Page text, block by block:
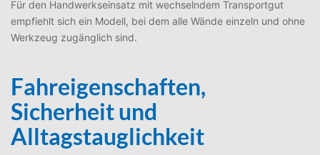
Für den Handwerkseinsatz mit wechselndem Transportgut
empfiehlt sich ein Modell, bei dem alle Wände einzeln und ohne
Werkzeug zugänglich sind.
Fahreigenschaften,
Sicherheit und
Alltagstauglichkeit